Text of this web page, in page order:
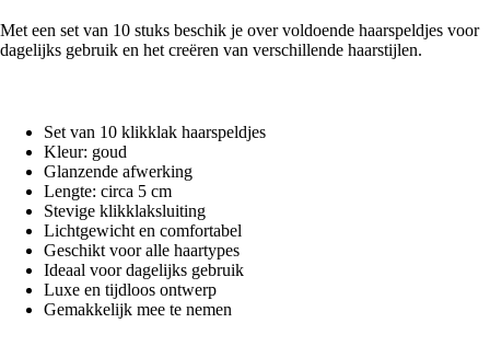
Met een set van 10 stuks beschik je over voldoende haarspeldjes voor
dagelijks gebruik en het creëren van verschillende haarstijlen.
Set van 10 klikklak haarspeldjes
Kleur: goud
Glanzende afwerking
Lengte: circa 5 cm
Stevige klikklaksluiting
Lichtgewicht en comfortabel
Geschikt voor alle haartypes
Ideaal voor dagelijks gebruik
Luxe en tijdloos ontwerp
Gemakkelijk mee te nemen